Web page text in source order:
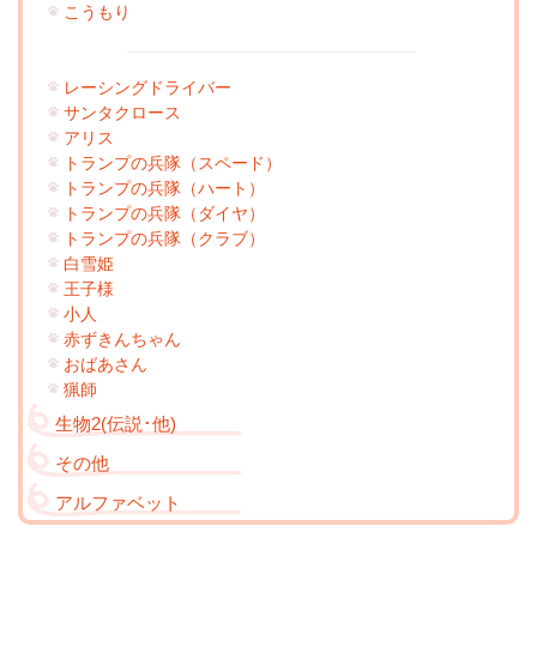
こうもり
レーシングドライバー
サンタクロース
アリス
トランプの兵隊（スペード）
トランプの兵隊（ハート）
トランプの兵隊（ダイヤ）
トランプの兵隊（クラブ）
白雪姫
王子様
小人
赤ずきんちゃん
おばあさん
猟師
生物2(伝説･他)
その他
アルファベット